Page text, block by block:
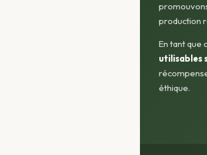
production
En tant que
utilisables
éthique.